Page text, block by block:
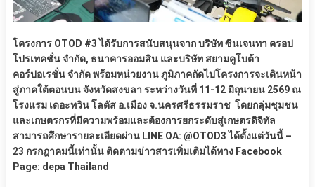
โครงการ OTOD #3 ได้รับการสนับสนุนจาก บริษัท ซินเจนทา ครอป
โปรเทคชั่น จำกัด, ธนาคารออมสิน และบริษัท สยามคูโบต้า
คอร์ปอเรชั่น จำกัด พร้อมหน่วยงาน ภูมิภาคถัดไปโครงการจะเดินหน้า
สู่ภาคใต้ตอนบน จังหวัดสงขลา ระหว่างวันที่ 11-12 มิถุนายน 2569 ณ
โรงแรม เดอะทวิน โลตัส อ.เมือง จ.นครศรีธรรมราช โดยกลุ่มชุมชน
และเกษตรกรที่มีความพร้อมและต้องการยกระดับสู่เกษตรดิจิทัล
สามารถศึกษารายละเอียดผ่าน LINE OA: @OTOD3 ได้ตั้งแต่วันนี้ –
23 กรกฎาคมนี้เท่านั้น ติดตามข่าวสารเพิ่มเติมได้ทาง Facebook
Page: depa Thailand